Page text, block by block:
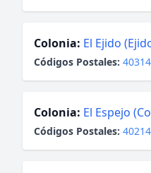
Colonia: El Ejido
Códigos Postales: 40314
Colonia: El Espejo
Códigos Postales: 40214